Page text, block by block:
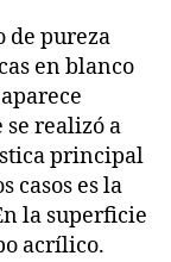
de pureza
en blanco
realizó a
principal
casos es la
la superficie
acrílico.